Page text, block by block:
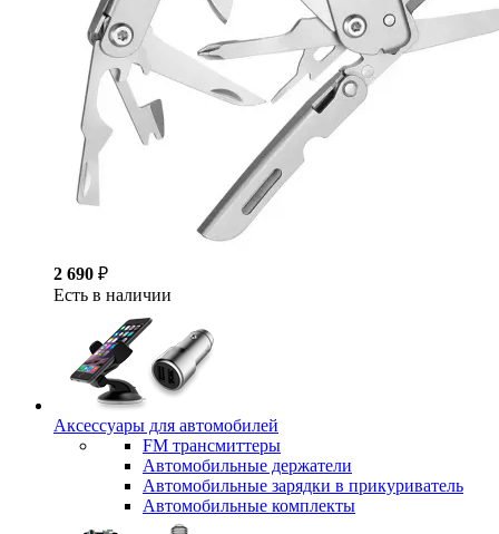
2 690 ₽
Есть в наличии
Аксессуары для автомобилей
FM трансмиттеры
Автомобильные держатели
Автомобильные зарядки в прикуриватель
Автомобильные комплекты